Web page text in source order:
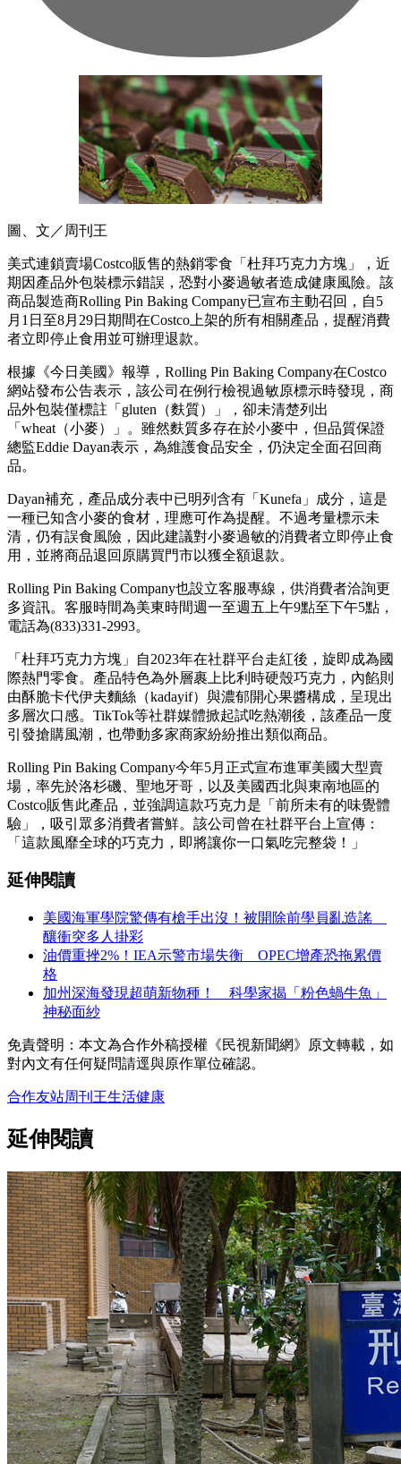
圖、文／周刊王
美式連鎖賣場Costco販售的熱銷零食「杜拜巧克力方塊」，近
期因產品外包裝標示錯誤，恐對小麥過敏者造成健康風險。該
商品製造商Rolling Pin Baking Company已宣布主動召回，自5
月1日至8月29日期間在Costco上架的所有相關產品，提醒消費
者立即停止食用並可辦理退款。
根據《今日美國》報導，Rolling Pin Baking Company在Costco
網站發布公告表示，該公司在例行檢視過敏原標示時發現，商
品外包裝僅標註「gluten（麩質）」，卻未清楚列出
「wheat（小麥）」。雖然麩質多存在於小麥中，但品質保證
總監Eddie Dayan表示，為維護食品安全，仍決定全面召回商
品。
Dayan補充，產品成分表中已明列含有「Kunefa」成分，這是
一種已知含小麥的食材，理應可作為提醒。不過考量標示未
清，仍有誤食風險，因此建議對小麥過敏的消費者立即停止食
用，並將商品退回原購買門市以獲全額退款。
Rolling Pin Baking Company也設立客服專線，供消費者洽詢更
多資訊。客服時間為美東時間週一至週五上午9點至下午5點，
電話為(833)331-2993。
「杜拜巧克力方塊」自2023年在社群平台走紅後，旋即成為國
際熱門零食。產品特色為外層裹上比利時硬殼巧克力，內餡則
由酥脆卡代伊夫麵絲（kadayif）與濃郁開心果醬構成，呈現出
多層次口感。TikTok等社群媒體掀起試吃熱潮後，該產品一度
引發搶購風潮，也帶動多家商家紛紛推出類似商品。
Rolling Pin Baking Company今年5月正式宣布進軍美國大型賣
場，率先於洛杉磯、聖地牙哥，以及美國西北與東南地區的
Costco販售此產品，並強調這款巧克力是「前所未有的味覺體
驗」，吸引眾多消費者嘗鮮。該公司曾在社群平台上宣傳：
「這款風靡全球的巧克力，即將讓你一口氣吃完整袋！」
延伸閱讀
美國海軍學院驚傳有槍手出沒！被開除前學員亂造謠
釀衝突多人掛彩
油價重挫2%！IEA示警市場失衡 OPEC增產恐拖累價
格
加州深海發現超萌新物種！ 科學家揭「粉色蝸牛魚」
神秘面紗
免責聲明：本文為合作外稿授權《民視新聞網》原文轉載，如
對內文有任何疑問請逕與原作單位確認。
合作友站周刊王生活健康
延伸閱讀